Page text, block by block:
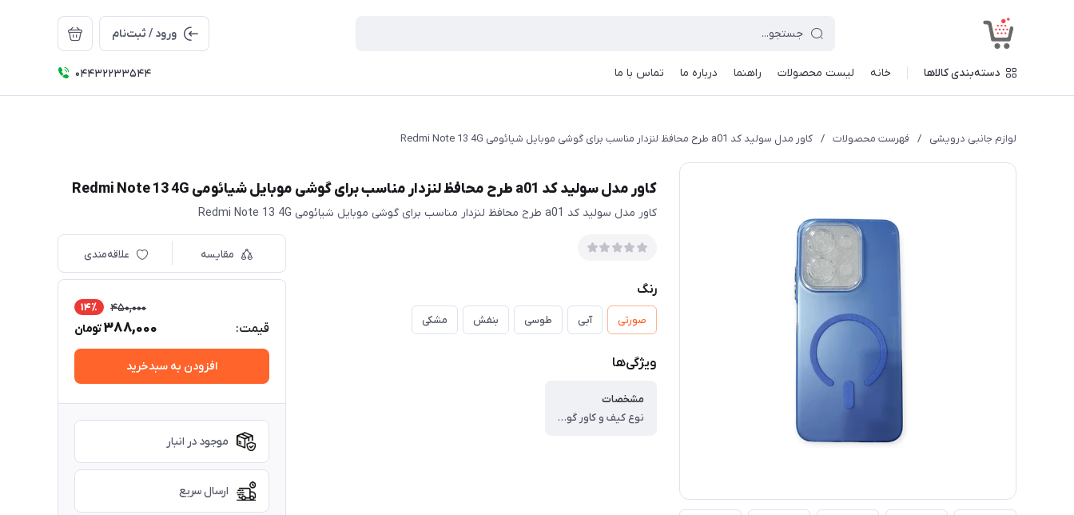
ورود / ثبت‌نام
دسته‌بندی کالاها خانه لیست محصولات راهنما درباره ما تماس با ما 04432233544
لوازم جانبی درویشی / فهرست محصولات / کاور مدل سولید کد a01 طرح محافظ لنزدار مناسب برای گوشی موبایل شیائومی Redmi Note 13 4G
کاور مدل سولید کد a01 طرح محافظ لنزدار مناسب برای گوشی موبایل شیائومی Redmi Note 13 4G
کاور مدل سولید کد a01 طرح محافظ لنزدار مناسب برای گوشی موبایل شیائومی Redmi Note 13 4G
رنگ
صورتی آبی طوسی بنفش مشکی
ویژگی‌ها
مشخصات
نوع کیف و کاور گوشی ، کاور ، وزن ، ۶۰ گرم ، سازگار با گوشی موبایل ، Xiaomi Redmi Note ۱۳ ۴G ، ساختار ، مات ، سطح پوشش ، حفاظت از دکمه‌ها ، لبه راست ، لبه چپ ، لبه پایینی ، لبه بالایی ، قاب پشتی
مقایسه علاقه‌مندی
قیمت:
450,000 14٪
388,000تومان
افزودن به سبدخرید
موجود در انبار
ارسال سریع